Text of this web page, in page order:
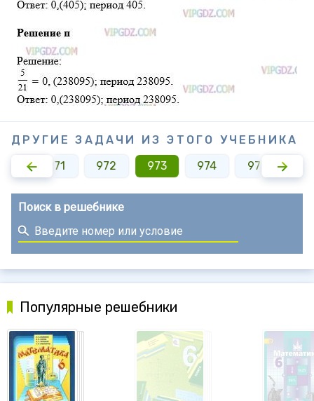
ДРУГИЕ ЗАДАЧИ ИЗ ЭТОГО УЧЕБНИКА
971 972 973 974 975
Поиск в решебнике
Популярные решебники